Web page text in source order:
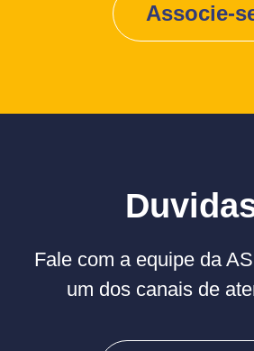
Associe-
Fale com a equipe da
um dos canais de